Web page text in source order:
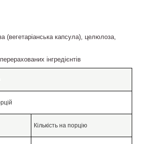
(вегетаріанська капсула), целюлоза,
інгредієнтів
Кількість на порцію